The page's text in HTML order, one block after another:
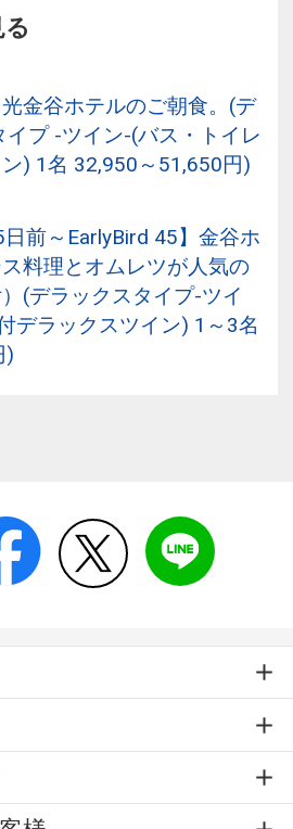
金谷ホテルのご朝食。(デ
イプ -ツイン-(バス・トイレ
) 1名 32,950～51,650円)
日前～EarlyBird 45】金谷ホ
料理とオムレツが人気の
(デラックスタイプ-ツイ
デラックスツイン) 1～3名
)